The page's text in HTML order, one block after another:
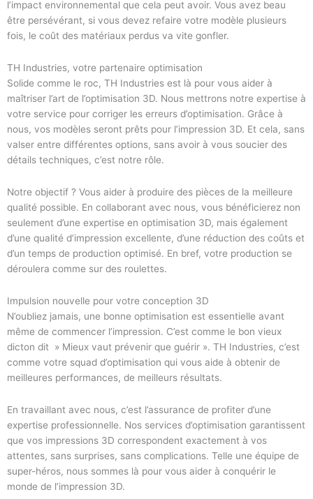
l’impact environnemental que cela peut avoir. Vous avez beau
être persévérant, si vous devez refaire votre modèle plusieurs
fois, le coût des matériaux perdus va vite gonfler.
TH Industries, votre partenaire optimisation
Solide comme le roc, TH Industries est là pour vous aider à
maîtriser l’art de l’optimisation 3D. Nous mettrons notre expertise à
votre service pour corriger les erreurs d’optimisation. Grâce à
nous, vos modèles seront prêts pour l’impression 3D. Et cela, sans
valser entre différentes options, sans avoir à vous soucier des
détails techniques, c’est notre rôle.
Notre objectif ? Vous aider à produire des pièces de la meilleure
qualité possible. En collaborant avec nous, vous bénéficierez non
seulement d’une expertise en optimisation 3D, mais également
d’une qualité d’impression excellente, d’une réduction des coûts et
d’un temps de production optimisé. En bref, votre production se
déroulera comme sur des roulettes.
Impulsion nouvelle pour votre conception 3D
N’oubliez jamais, une bonne optimisation est essentielle avant
même de commencer l’impression. C’est comme le bon vieux
dicton dit » Mieux vaut prévenir que guérir ». TH Industries, c’est
comme votre squad d’optimisation qui vous aide à obtenir de
meilleures performances, de meilleurs résultats.
En travaillant avec nous, c’est l’assurance de profiter d’une
expertise professionnelle. Nos services d’optimisation garantissent
que vos impressions 3D correspondent exactement à vos
attentes, sans surprises, sans complications. Telle une équipe de
super-héros, nous sommes là pour vous aider à conquérir le
monde de l’impression 3D.